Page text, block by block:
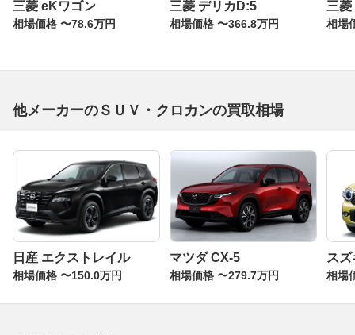
三菱 eKワゴン
相場価格 〜78.6万円
三菱 デリカD:5
相場価格 〜366.8万円
三菱
相場
他メーカーのＳＵＶ・クロカンの買取相場
日産 エクストレイル
相場価格 〜150.0万円
マツダ CX-5
相場価格 〜279.7万円
ス
相場